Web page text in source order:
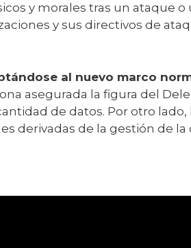
y morales tras un ataque o
y sus directivos de
al nuevo marco
asegurada la figura del
de datos. Por otro lado,
derivadas de la gestión de la